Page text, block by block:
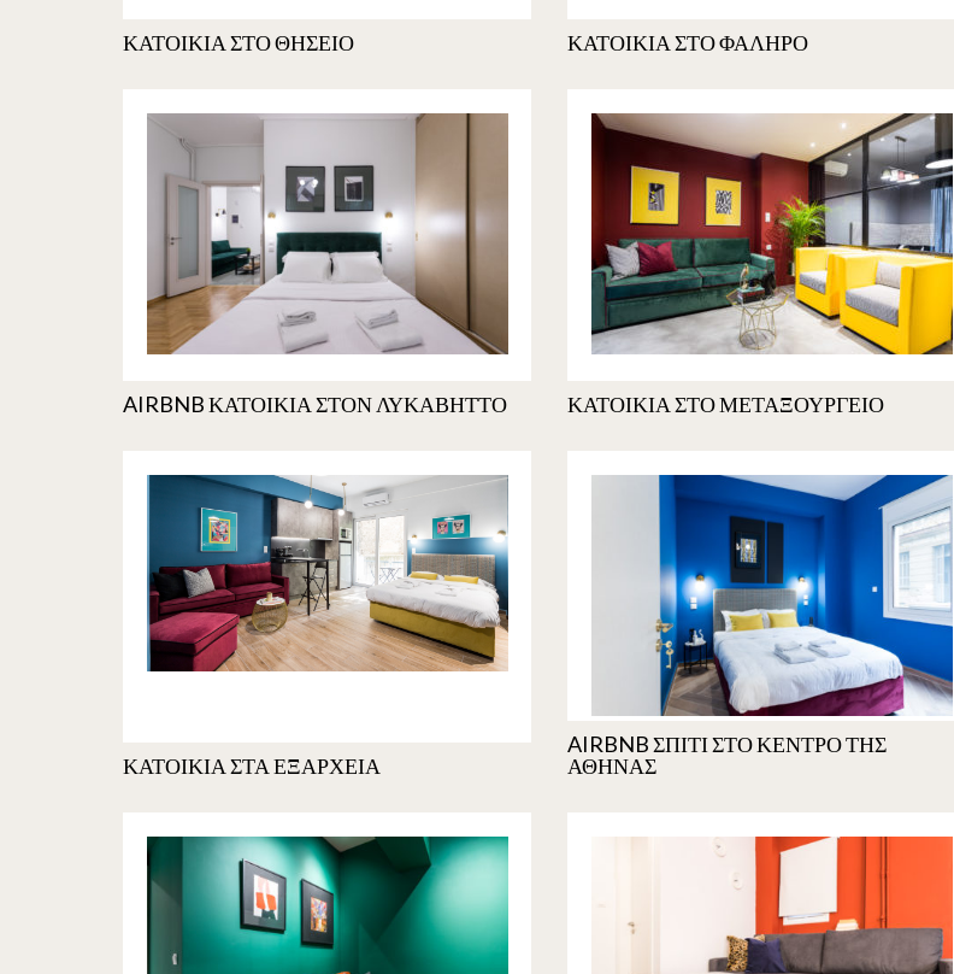
ΚΑΤΟΙΚΙΑ ΣΤΟ ΘΗΣΕΙΟ ΚΑΤΟΙΚΙΑ ΣΤΟ ΦΑΛΗΡΟ
AIRBNB ΚΑΤΟΙΚΙΑ ΣΤΟΝ ΛΥΚΑΒΗΤΤΟ ΚΑΤΟΙΚΙΑ ΣΤΟ ΜΕΤΑΞΟΥΡΓΕΙΟ
ΚΑΤΟΙΚΙΑ ΣΤΑ ΕΞΑΡΧΕΙΑ
AIRBNB ΣΠΙΤΙ ΣΤΟ ΚΕΝΤΡΟ ΤΗΣ
ΑΘΗΝΑΣ